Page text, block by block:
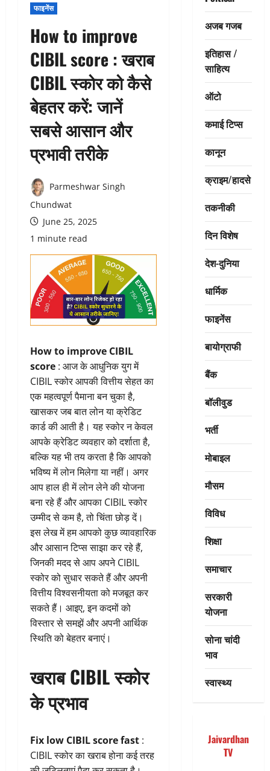
फाइनेंस
How to improve
CIBIL score : खराब
CIBIL स्कोर को कैसे
बेहतर करें: जानें
सबसे आसान और
प्रभावी तरीके
Parmeshwar Singh
Chundwat
June 25, 2025
1 minute read
How to improve CIBIL
score : आज के आधुनिक युग में
CIBIL स्कोर आपकी वित्तीय सेहत का
एक महत्वपूर्ण पैमाना बन चुका है,
खासकर जब बात लोन या क्रेडिट
कार्ड की आती है। यह स्कोर न केवल
आपके क्रेडिट व्यवहार को दर्शाता है,
बल्कि यह भी तय करता है कि आपको
भविष्य में लोन मिलेगा या नहीं। अगर
आप हाल ही में लोन लेने की योजना
बना रहे हैं और आपका CIBIL स्कोर
उम्मीद से कम है, तो चिंता छोड़ दें।
इस लेख में हम आपको कुछ व्यावहारिक
और आसान टिप्स साझा कर रहे हैं,
जिनकी मदद से आप अपने CIBIL
स्कोर को सुधार सकते हैं और अपनी
वित्तीय विश्वसनीयता को मजबूत कर
सकते हैं। आइए, इन कदमों को
विस्तार से समझें और अपनी आर्थिक
स्थिति को बेहतर बनाएं।
खराब CIBIL स्कोर
के प्रभाव
Fix low CIBIL score fast :
CIBIL स्कोर का खराब होना कई तरह
अजब गजब
इतिहास /
साहित्य
ऑटो
कमाई टिप्स
कानून
क्राइम/हादसे
तकनीकी
दिन विशेष
देश-दुनिया
धार्मिक
फाइनेंस
बायोग्राफी
बैंक
बॉलीवुड
भर्ती
मोबाइल
मौसम
विविध
शिक्षा
समाचार
सरकारी
योजना
सोना चांदी
भाव
स्वास्थ्य
Jaivardhan
TV